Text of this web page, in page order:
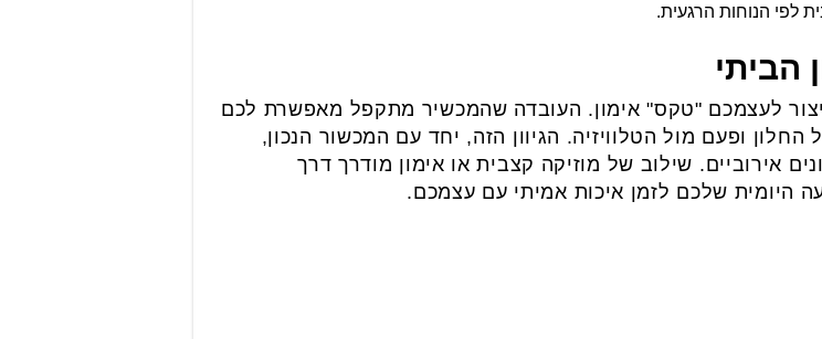
לפי הנוחות הרגעית.
הביתי
לעצמכם "טקס" אימון. העובדה שהמכשיר מתקפל מאפשרת לכם
ופעם מול הטלוויזיה. הגיוון הזה, יחד עם המכשור הנכון,
אירוביים. שילוב של מוזיקה קצבית או אימון מודרך דרך
היומית שלכם לזמן איכות אמיתי עם עצמכם.